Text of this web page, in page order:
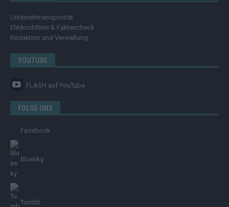
Unternehmensporträt
Ehtikrichtlinie & Faktencheck
Redaktion und Verwaltung
YOUTUBE
FLASH auf YouTube
FOLGE UNS
Facebook
Bluesky
Tumblr